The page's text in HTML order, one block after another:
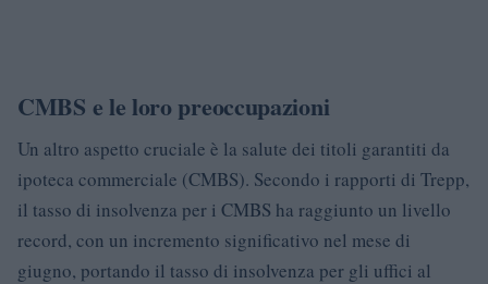
CMBS e le loro preoccupazioni
Un altro aspetto cruciale è la salute dei titoli garantiti da
ipoteca commerciale (CMBS). Secondo i rapporti di Trepp,
il tasso di insolvenza per i CMBS ha raggiunto un livello
record, con un incremento significativo nel mese di
giugno, portando il tasso di insolvenza per gli uffici al